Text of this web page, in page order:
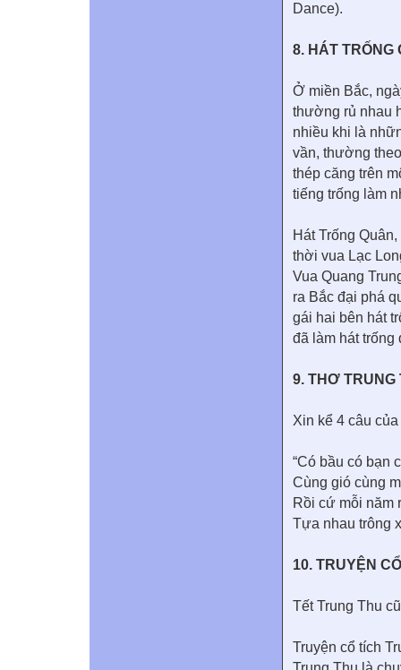
Dance).
8. HÁT TRỐNG
Ở miền Bắc,
thường rủ nhau
nhiều khi là
vần, thường
thép căng trên
tiếng trống làm
Hát Trống
thời vua Lạc
Vua Quang
ra Bắc đại phá
gái hai bên hát
đã làm hát trống
9. THƠ TRUNG
Xin kể 4 câu
“Có bầu có bạn
Cùng gió cùng
Rồi cứ mỗi năm
Tựa nhau trông
10. TRUYỆN
Tết Trung Thu
Truyện cổ tích